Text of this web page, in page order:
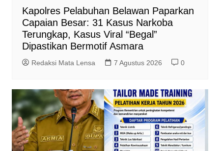
Kapolres Pelabuhan Belawan Paparkan
Capaian Besar: 31 Kasus Narkoba
Terungkap, Kasus Viral “Begal”
Dipastikan Bermotif Asmara
Redaksi Mata Lensa 7 Agustus 2026 0